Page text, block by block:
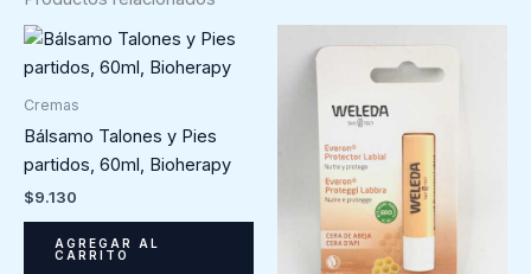
Cremas
Bálsamo Talones y Pies
partidos, 60ml, Bioherapy
$9.130
AGREGAR AL
CARRITO